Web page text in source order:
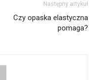
Następny artykuł
Czy opaska elastyczna
pomaga?